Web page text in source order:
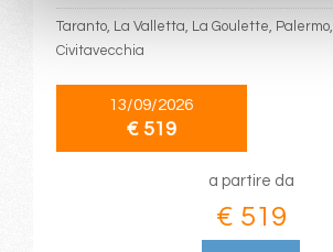
Taranto, La Valletta, La Goulette, Palermo,
Civitavecchia
13/09/2026
€ 519
a partire da
€ 519